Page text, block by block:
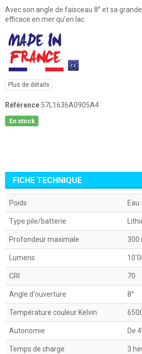
Avec son angle de faisceau 8° et sa
efficace en mer qu’en lac
Plus de détails
Référence 57L1636A0905A4
En stock
FICHE TECHNIQUE
Poids Eau
Type pile/batterie
Profondeur maximale 300
Lumens
CRI 70
Angle d'ouverture 8°
Température couleur Kelvin
Autonomie De
Temps de charge 3